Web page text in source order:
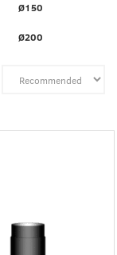
Ø150
Ø200